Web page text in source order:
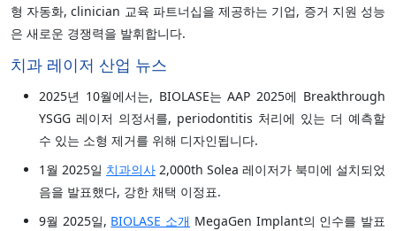
형 자동화, clinician 교육 파트너십을 제공하는 기업, 증거 지원 성능
은 새로운 경쟁력을 발휘합니다.
치과 레이저 산업 뉴스
2025년 10월에서는, BIOLASE는 AAP 2025에 Breakthrough
YSGG 레이저 의정서를, periodontitis 처리에 있는 더 예측할
수 있는 소형 제거를 위해 디자인됩니다.
1월 2025일 치과의사 2,000th Solea 레이저가 북미에 설치되었
음을 발표했다, 강한 채택 이정표.
9월 2025일, BIOLASE 소개 MegaGen Implant의 인수를 발표